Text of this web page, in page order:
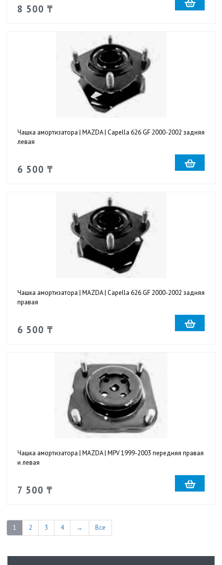
8 500 ₸
Чашка амортизатора | MAZDA | Capella 626 GF 2000-2002 задняя
левая
6 500 ₸
Чашка амортизатора | MAZDA | Capella 626 GF 2000-2002 задняя
правая
6 500 ₸
Чашка амортизатора | MAZDA | MPV 1999-2003 передняя правая
и левая
7 500 ₸
1 2 3 4 → Все